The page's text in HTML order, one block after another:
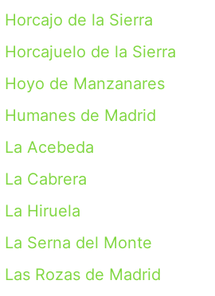
de la Sierra
de la Sierra
Hoyo de Manzanares
de Madrid
Acebeda
Cabrera
Hiruela
Serna del Monte
Rozas de Madrid